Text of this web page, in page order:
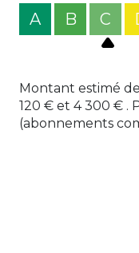
A B C
Montant estimé
120 € et 4 300 € .
(abonnements